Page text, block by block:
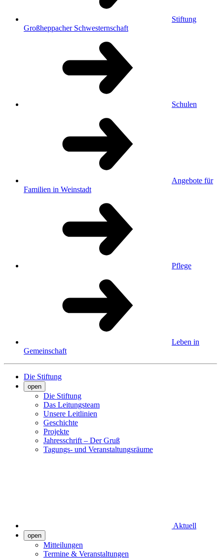
Stiftung
Großheppacher Schwesternschaft
Schulen
Angebote für
Familien in Weinstadt
Pflege
Leben in
Gemeinschaft
Die Stiftung
open
Die Stiftung
Das Leitungsteam
Unsere Leitlinien
Geschichte
Projekte
Jahresschrift – Der Gruß
Tagungs- und Veranstaltungsräume
Aktuell
open
Mitteilungen
Termine & Veranstaltungen